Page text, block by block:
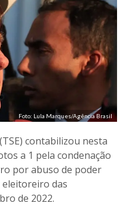
Foto: Lula Marques/Agência Brasil
contabilizou nesta
a 1 pela condenação
por abuso de poder
das
de 2022.